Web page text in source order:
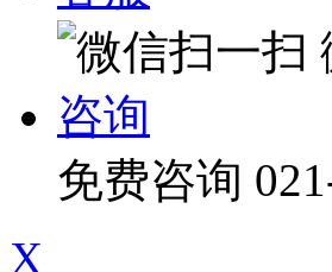
咨询
免费咨询
X